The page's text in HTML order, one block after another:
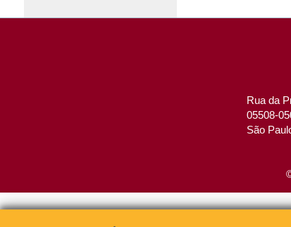
Rua da
05508-
São